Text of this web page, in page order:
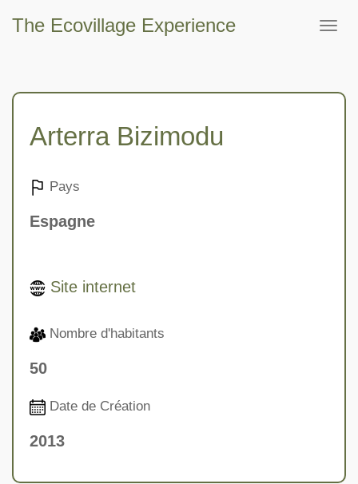
The Ecovillage Experience
Arterra Bizimodu
Pays
Espagne
Site internet
Nombre d'habitants
50
Date de Création
2013